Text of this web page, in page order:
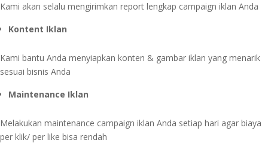
Kami akan selalu mengirimkan report lengkap campaign iklan Anda
Kontent Iklan
Kami bantu Anda menyiapkan konten & gambar iklan yang menarik
sesuai bisnis Anda
Maintenance Iklan
Melakukan maintenance campaign iklan Anda setiap hari agar biaya
per klik/ per like bisa rendah